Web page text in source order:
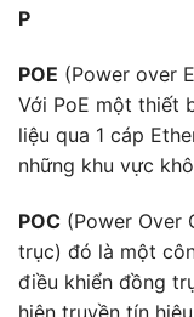
P
POE (Power over
Với PoE một thiết
liệu qua 1 cáp
những khu vực
POC (Power Over
trục) đó là một
điều khiển đồng
hiện truyền tín